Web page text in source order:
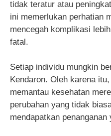
tidak teratur atau
ini memerlukan perhatian
mencegah komplikasi
fatal.
Setiap individu mungkin
Kendaron. Oleh karena
memantau kesehatan
perubahan yang tidak
mendapatkan penanganan